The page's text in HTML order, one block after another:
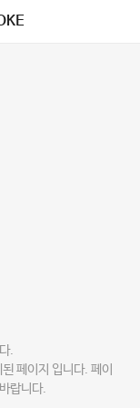
.
페이지 입니다. 페이
랍니다.